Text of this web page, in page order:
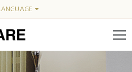
LANGUAGE